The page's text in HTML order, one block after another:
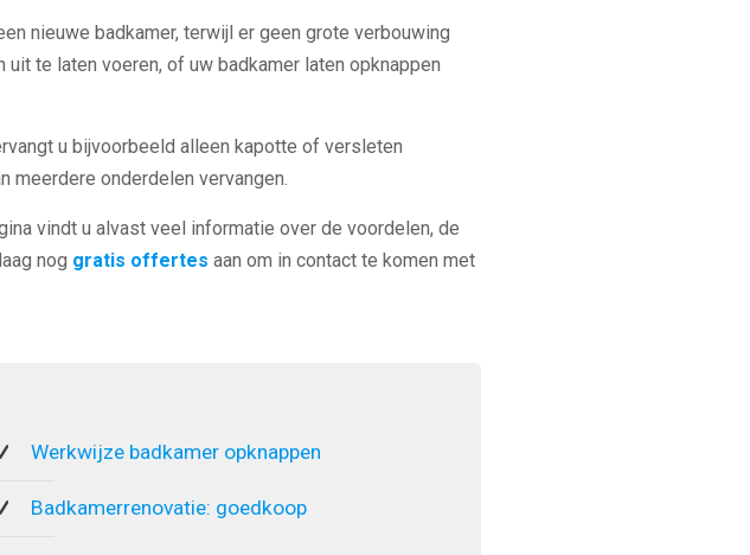
nieuwe badkamer, terwijl er geen grote verbouwing
te laten voeren, of uw badkamer laten opknappen
u bijvoorbeeld alleen kapotte of versleten
meerdere onderdelen vervangen.
vindt u alvast veel informatie over de voordelen, de
nog gratis offertes aan om in contact te komen met
Werkwijze badkamer opknappen
Badkamerrenovatie: goedkoop